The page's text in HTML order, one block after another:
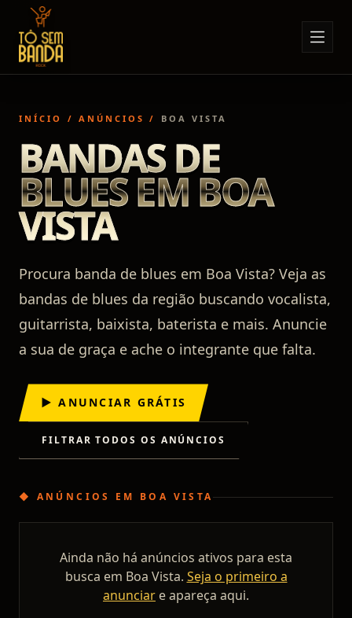
Sobre Nós
Eventos
Minha Conta
Contato
INÍCIO / ANÚNCIOS / BOA VISTA
BANDAS DE
BLUES EM BOA
VISTA
Procura banda de blues em Boa Vista? Veja as
bandas de blues da região buscando vocalista,
guitarrista, baixista, baterista e mais. Anuncie
a sua de graça e ache o integrante que falta.
▶ ANUNCIAR GRÁTIS
FILTRAR TODOS OS ANÚNCIOS
◆ ANÚNCIOS EM BOA VISTA
Ainda não há anúncios ativos para esta
busca em Boa Vista. Seja o primeiro a
anunciar e apareça aqui.